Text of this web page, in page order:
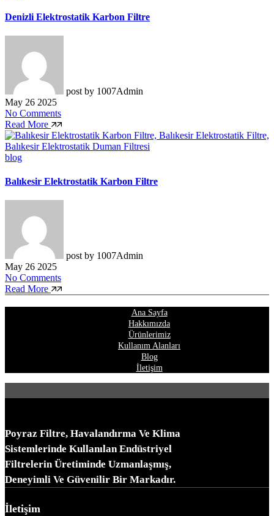
Denizli Elektrostatik Karbon Filtre
post by 1007Admin
May 26 2025
No Comments
Read More
blog
Balıkesir Elektrostatik Karbon Filtre
post by 1007Admin
May 26 2025
No Comments
Read More
Ana Sayfa
Hakkımızda
Ürünlerimiz
Kullanım Alanları
Blog
İletişim
Poyraz Filtre, Havalandırma Ve Klima
Sistemlerinde Kullanılan Endüstriyel
Filtrelerin Üretiminde Uzmanlaşmış,
Deneyimli Ve Güvenilir Bir Markadır.
İletişim